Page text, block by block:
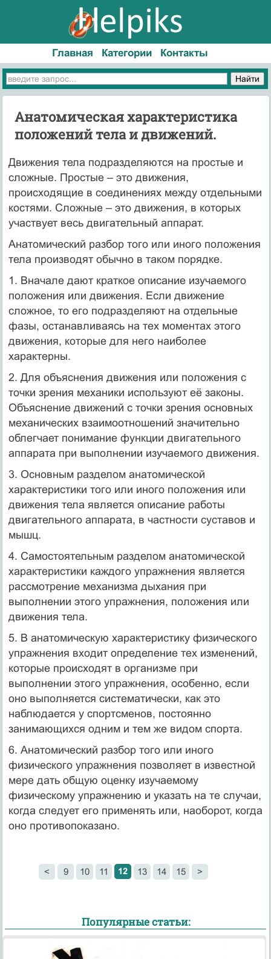
Главная Категории Контакты
Анатомическая характеристика
положений тела и движений.
Движения тела подразделяются на простые и
сложные. Простые – это движения,
происходящие в соединениях между отдельными
костями. Сложные – это движения, в которых
участвует весь двигательный аппарат.
Анатомический разбор того или иного положения
тела производят обычно в таком порядке.
1. Вначале дают краткое описание изучаемого
положения или движения. Если движение
сложное, то его подразделяют на отдельные
фазы, останавливаясь на тех моментах этого
движения, которые для него наиболее
характерны.
2. Для объяснения движения или положения с
точки зрения механики используют её законы.
Объяснение движений с точки зрения основных
механических взаимоотношений значительно
облегчает понимание функции двигательного
аппарата при выполнении изучаемого движения.
3. Основным разделом анатомической
характеристики того или иного положения или
движения тела является описание работы
двигательного аппарата, в частности суставов и
мышц.
4. Самостоятельным разделом анатомической
характеристики каждого упражнения является
рассмотрение механизма дыхания при
выполнении этого упражнения, положения или
движения тела.
5. В анатомическую характеристику физического
упражнения входит определение тех изменений,
которые происходят в организме при
выполнении этого упражнения, особенно, если
оно выполняется систематически, как это
наблюдается у спортсменов, постоянно
занимающихся одним и тем же видом спорта.
6. Анатомический разбор того или иного
физического упражнения позволяет в известной
мере дать общую оценку изучаемому
физическому упражнению и указать на те случаи,
когда следует его применять или, наоборот, когда
оно противопоказано.
< 9 10 11 12 13 14 15 >
Популярные статьи: